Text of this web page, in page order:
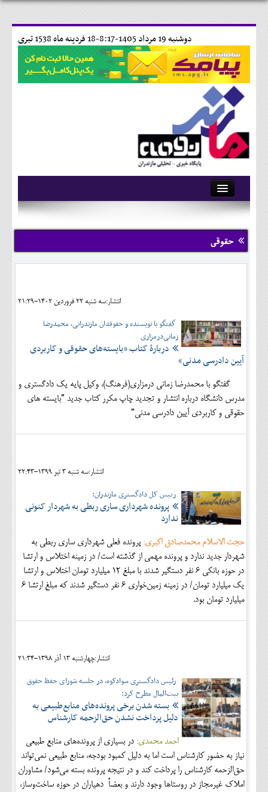
18 فردينه ماه 1538 تبری دوشنبه 19 مرداد 1405-8:17-
آرشیو
تماس با ما
وبلاگ
کلینیک
فرهنگی و هنری
حقوقی
انتشار:سه شنبه 22 فروردين 1402-21:29
گفتگو با نویسنده و حقوقدان مازندرانی، محمدرضا
زمانی‌درمزاری
دربارۀ کتاب ”بایسته‌های حقوقی و کاربردی
آیین دادرسی مدنی»
گفتگو با محمدرضا زمانی درمزاری(فرهنگ)، وکیل پایه یک دادگستری و
مدرس دانشگاه درباره انتشار و تجدید چاپ مکرر کتاب جدید ”بایسته های
حقوقی و کاربردی آیین دادرسی مدنی”
انتشار:سه شنبه 3 تير 1399-22:43
رییس کل دادگستری مازندران:
پرونده شهرداری ساری ربطی به شهردار کنونی
ندارد
حجت الاسلام محمدصادق اکبری: پرونده فعلی شهرداری ساری ربطی به
شهردار جدید ندارد و پرونده مهمی از گذشته است/ در زمینه اختلاس و ارتشا
در حوزه بانکی ۶ نفر دستگیر شدند با مبلغ ۱۲ میلیارد تومان اختلاس و ارتشا
یک میلیارد تومان/ در زمینه زمین‌خواری ۶ نفر دستگیر شدند که مبلغ ارتشا ۶
میلیارد تومان بود.
انتشار:چهارشنبه 13 آذر 1398-21:34
رئیس دادگستری سوادکوه، در جلسه شورای حفظ حقوق
بیت‌المال مطرح کرد:
بسته شدن برخی پرونده‌های منابع‌طبیعی به
دلیل پرداخت نشدن حق‌الزحمه کارشناس
احمد محمدی: در بسیاری از پرونده‌های منابع طبیعی
نیاز به حضور کارشناس است اما به دلیل کمبود بودجه، منابع طبیعی نمی‌تواند
حق‌الزحمه کارشناس را پرداخت کند و در نتیجه پرونده بسته می‌شود/ مشاوران
املاک غیرمجاز در روستاها وجود دارند و بعضاً دهیاران در حوزه ساخت‌وساز،